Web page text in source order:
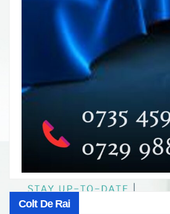
Colt De Rai